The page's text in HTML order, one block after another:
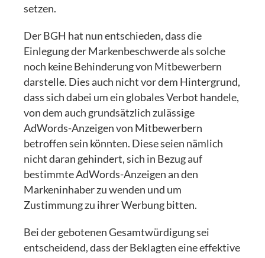
setzen.
Der BGH hat nun entschieden, dass die
Einlegung der Markenbeschwerde als solche
noch keine Behinderung von Mitbewerbern
darstelle. Dies auch nicht vor dem Hintergrund,
dass sich dabei um ein globales Verbot handele,
von dem auch grundsätzlich zulässige
AdWords-Anzeigen von Mitbewerbern
betroffen sein könnten. Diese seien nämlich
nicht daran gehindert, sich in Bezug auf
bestimmte AdWords-Anzeigen an den
Markeninhaber zu wenden und um
Zustimmung zu ihrer Werbung bitten.
Bei der gebotenen Gesamtwürdigung sei
entscheidend, dass der Beklagten eine effektive